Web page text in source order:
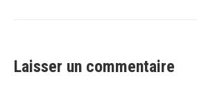
Laisser un commentaire